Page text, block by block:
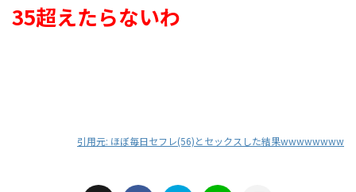
35超えたらないわ
引用元: ほぼ毎日セフレ(56)とセックスした結果wwwwwwww